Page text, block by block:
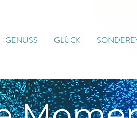
GENUSS GLÜCK